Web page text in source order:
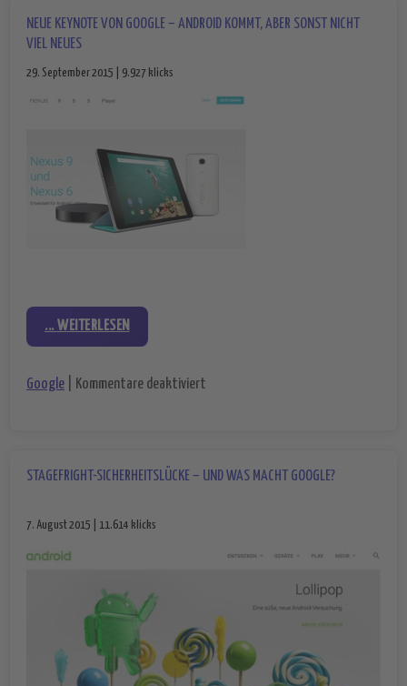
NEUE KEYNOTE VON GOOGLE – ANDROID KOMMT, ABER SONST NICHT
VIEL NEUES
29. September 2015 | 9.927 klicks
... WEITERLESEN
Google Kommentare deaktiviert
STAGEFRIGHT-SICHERHEITSLÜCKE – UND WAS MACHT GOOGLE?
7. August 2015 | 11.614 klicks